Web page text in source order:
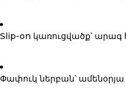
Slip-on կառուցվածք՝ արագ
Փափուկ ներբան՝